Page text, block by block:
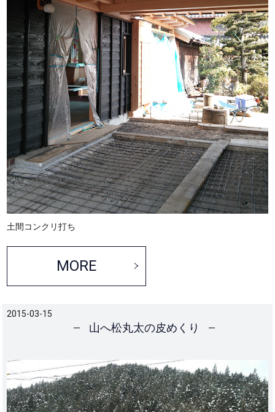
土間コンクリ打ち
MORE
2015-03-15
山へ松丸太の皮めくり